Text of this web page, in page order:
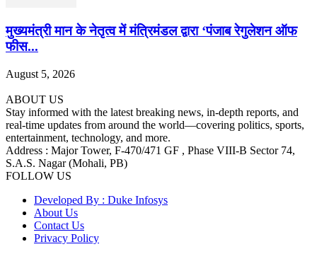
मुख्यमंत्री मान के नेतृत्व में मंत्रिमंडल द्वारा ‘पंजाब रेगुलेशन ऑफ
फीस...
August 5, 2026
ABOUT US
Stay informed with the latest breaking news, in-depth reports, and
real-time updates from around the world—covering politics, sports,
entertainment, technology, and more.
Address : Major Tower, F-470/471 GF , Phase VIII-B Sector 74,
S.A.S. Nagar (Mohali, PB)
FOLLOW US
Developed By : Duke Infosys
About Us
Contact Us
Privacy Policy